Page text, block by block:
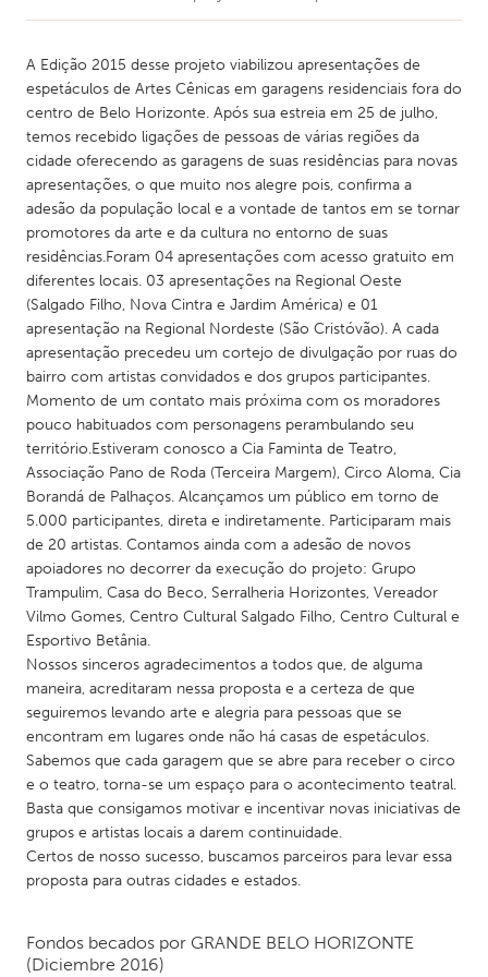
A Edição 2015 desse projeto viabilizou apresentações de
espetáculos de Artes Cênicas em garagens residenciais fora do
centro de Belo Horizonte. Após sua estreia em 25 de julho,
temos recebido ligações de pessoas de várias regiões da
cidade oferecendo as garagens de suas residências para novas
apresentações, o que muito nos alegre pois, confirma a
adesão da população local e a vontade de tantos em se tornar
promotores da arte e da cultura no entorno de suas
residências.Foram 04 apresentações com acesso gratuito em
diferentes locais. 03 apresentações na Regional Oeste
(Salgado Filho, Nova Cintra e Jardim América) e 01
apresentação na Regional Nordeste (São Cristóvão). A cada
apresentação precedeu um cortejo de divulgação por ruas do
bairro com artistas convidados e dos grupos participantes.
Momento de um contato mais próxima com os moradores
pouco habituados com personagens perambulando seu
território.Estiveram conosco a Cia Faminta de Teatro,
Associação Pano de Roda (Terceira Margem), Circo Aloma, Cia
Borandá de Palhaços. Alcançamos um público em torno de
5.000 participantes, direta e indiretamente. Participaram mais
de 20 artistas. Contamos ainda com a adesão de novos
apoiadores no decorrer da execução do projeto: Grupo
Trampulim, Casa do Beco, Serralheria Horizontes, Vereador
Vilmo Gomes, Centro Cultural Salgado Filho, Centro Cultural e
Esportivo Betânia.
Nossos sinceros agradecimentos a todos que, de alguma
maneira, acreditaram nessa proposta e a certeza de que
seguiremos levando arte e alegria para pessoas que se
encontram em lugares onde não há casas de espetáculos.
Sabemos que cada garagem que se abre para receber o circo
e o teatro, torna-se um espaço para o acontecimento teatral.
Basta que consigamos motivar e incentivar novas iniciativas de
grupos e artistas locais a darem continuidade.
Certos de nosso sucesso, buscamos parceiros para levar essa
proposta para outras cidades e estados.
Fondos becados por GRANDE BELO HORIZONTE
(Diciembre 2016)